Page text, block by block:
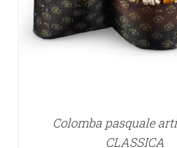
Colomba pasquale
CLASSICA